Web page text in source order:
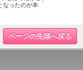
なったのが本
ページの先頭へ戻る